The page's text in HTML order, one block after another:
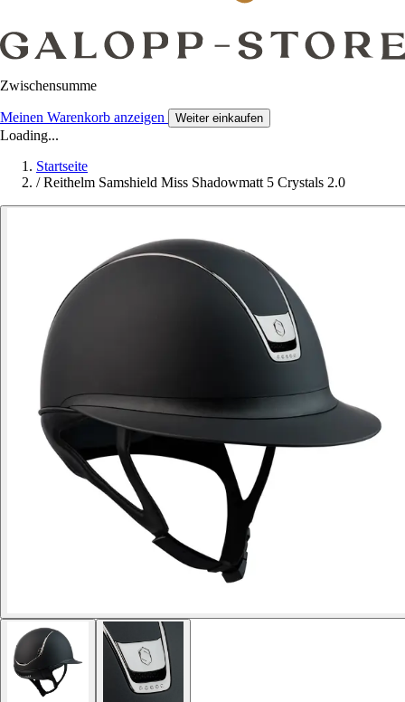
Zwischensumme
Meinen Warenkorb anzeigen Weiter einkaufen
Loading...
Startseite
/ Reithelm Samshield Miss Shadowmatt 5 Crystals 2.0